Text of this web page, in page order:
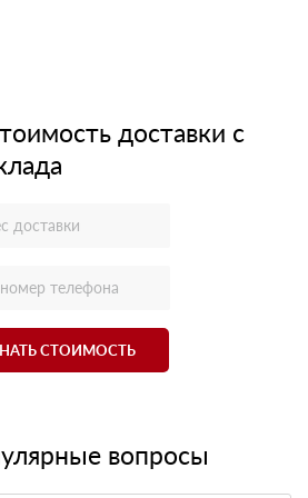
доставки с
СТОИМОСТЬ
вопросы